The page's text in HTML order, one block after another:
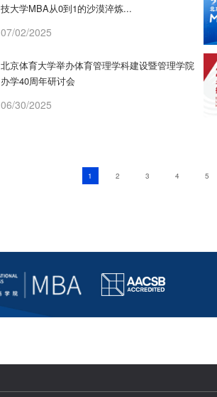
技大学MBA从0到1的沙漠淬炼...
07/02/2025
北京体育大学举办体育管理学科建设暨管理学院
办学40周年研讨会
06/30/2025
1 2 3 4 5